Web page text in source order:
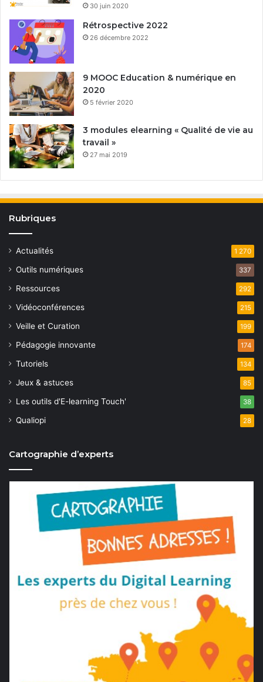
30 juin 2020
Rétrospective 2022
26 décembre 2022
9 MOOC Education & numérique en
2020
5 février 2020
3 modules elearning « Qualité de vie au
travail »
27 mai 2019
Rubriques
Actualités 1 270
Outils numériques 337
Ressources 292
Vidéoconférences 215
Veille et Curation 199
Pédagogie innovante 174
Tutoriels 134
Jeux & astuces 85
Les outils d'E-learning Touch' 38
Qualiopi 28
Cartographie d’experts